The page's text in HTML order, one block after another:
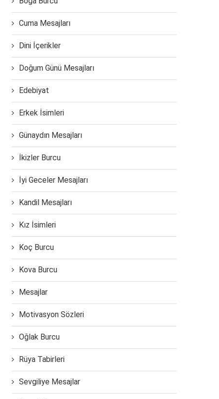
Cuma Mesajları
Dini İçerikler
Doğum Günü Mesajları
Edebiyat
Erkek İsimleri
Günaydın Mesajları
İkizler Burcu
İyi Geceler Mesajları
Kandil Mesajları
Kız İsimleri
Koç Burcu
Kova Burcu
Mesajlar
Motivasyon Sözleri
Oğlak Burcu
Rüya Tabirleri
Sevgiliye Mesajlar